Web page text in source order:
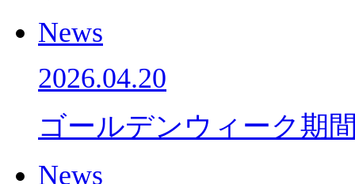
News
2026.04.20
ゴールデンウィーク期
News